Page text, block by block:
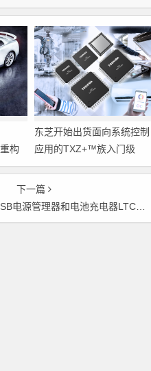
构
东芝开始出货面向系统控制
应用的TXZ+™族入门级
M4V组（搭载Arm
Cortex‑M4内核的标准微控
制器）工程样品
下一篇
电源管理器和电池充电器LTC4088